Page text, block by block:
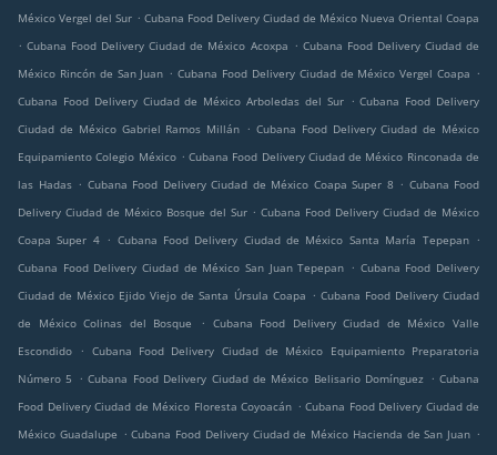
México Vergel del Sur . Cubana Food Delivery Ciudad de México Nueva Oriental Coapa
. Cubana Food Delivery Ciudad de México Acoxpa . Cubana Food Delivery Ciudad de
México Rincón de San Juan . Cubana Food Delivery Ciudad de México Vergel Coapa .
Cubana Food Delivery Ciudad de México Arboledas del Sur . Cubana Food Delivery
Ciudad de México Gabriel Ramos Millán . Cubana Food Delivery Ciudad de México
Equipamiento Colegio México . Cubana Food Delivery Ciudad de México Rinconada de
las Hadas . Cubana Food Delivery Ciudad de México Coapa Super 8 . Cubana Food
Delivery Ciudad de México Bosque del Sur . Cubana Food Delivery Ciudad de México
Coapa Super 4 . Cubana Food Delivery Ciudad de México Santa María Tepepan .
Cubana Food Delivery Ciudad de México San Juan Tepepan . Cubana Food Delivery
Ciudad de México Ejido Viejo de Santa Úrsula Coapa . Cubana Food Delivery Ciudad
de México Colinas del Bosque
. Cubana Food Delivery Ciudad de México Valle
Escondido
. Cubana Food Delivery Ciudad de México Equipamiento Preparatoria
Número 5
. Cubana Food Delivery Ciudad de México Belisario Domínguez . Cubana
Food Delivery Ciudad de México Floresta Coyoacán . Cubana Food Delivery Ciudad de
México Guadalupe . Cubana Food Delivery Ciudad de México Hacienda de San Juan .